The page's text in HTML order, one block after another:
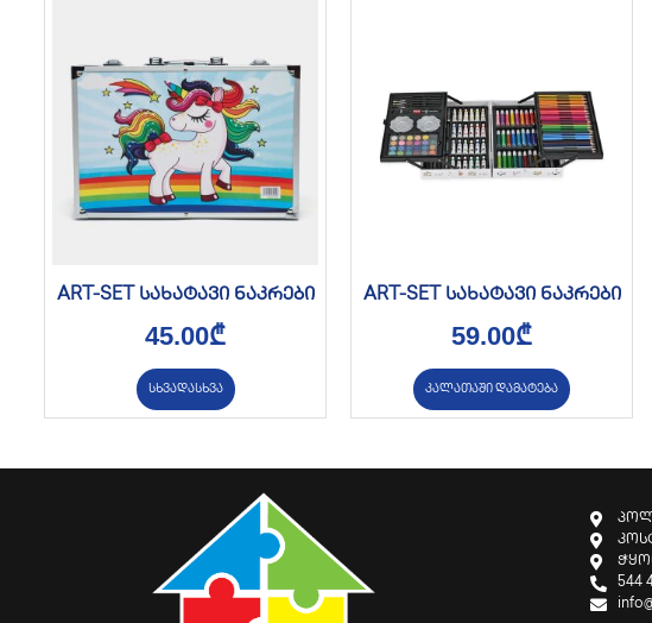
ART-SET სახატავი ნაკრები
45.00₾
სხვადასხვა
ART-SET სახატავი ნაკრები
59.00₾
კალათაში დამატება
544